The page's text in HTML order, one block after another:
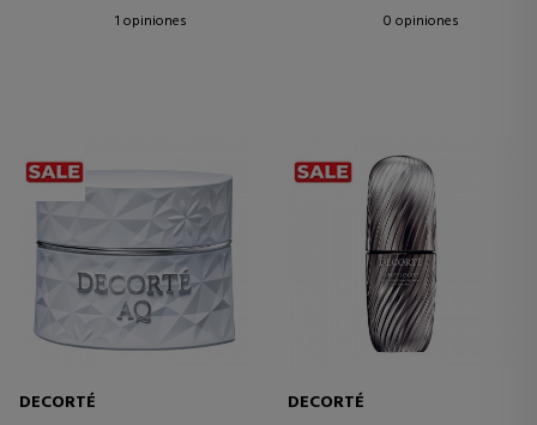
1 opiniones
0 opiniones
DECORTÉ
DECORTÉ